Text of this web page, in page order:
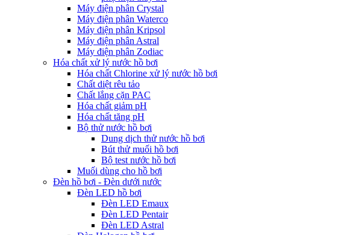
Máy điện phân Crystal
Máy điện phân Waterco
Máy điện phân Kripsol
Máy điện phân Astral
Máy điện phân Zodiac
Hóa chất xử lý nước hồ bơi
Hóa chất Chlorine xử lý nước hồ bơi
Chất diệt rêu tảo
Chất lắng cặn PAC
Hóa chất giảm pH
Hóa chất tăng pH
Bộ thử nước hồ bơi
Dung dịch thử nước hồ bơi
Bút thử muối hồ bơi
Bộ test nước hồ bơi
Muối dùng cho hồ bơi
Đèn hồ bơi - Đèn dưới nước
Đèn LED hồ bơi
Đèn LED Emaux
Đèn LED Pentair
Đèn LED Astral